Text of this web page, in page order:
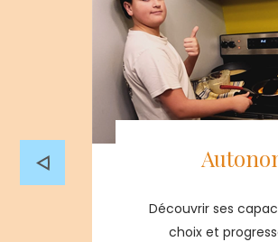
Découvrir ses
choix et